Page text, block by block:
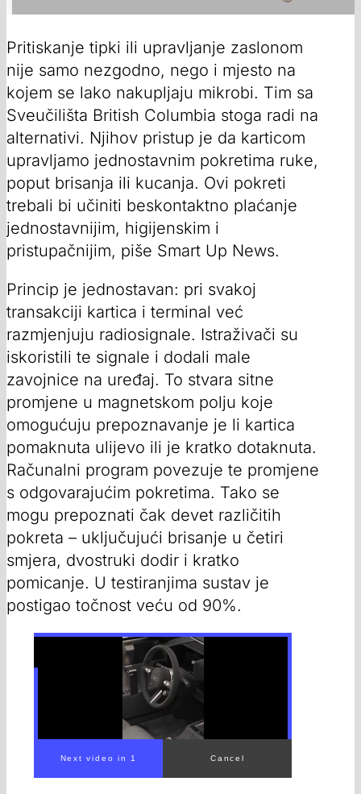
Pritiskanje tipki ili upravljanje zaslonom
nije samo nezgodno, nego i mjesto na
kojem se lako nakupljaju mikrobi. Tim sa
Sveučilišta British Columbia stoga radi na
alternativi. Njihov pristup je da karticom
upravljamo jednostavnim pokretima ruke,
poput brisanja ili kucanja. Ovi pokreti
trebali bi učiniti beskontaktno plaćanje
jednostavnijim, higijenskim i
pristupačnijim, piše Smart Up News.
Princip je jednostavan: pri svakoj
transakciji kartica i terminal već
razmjenjuju radiosignale. Istraživači su
iskoristili te signale i dodali male
zavojnice na uređaj. To stvara sitne
promjene u magnetskom polju koje
omogućuju prepoznavanje je li kartica
pomaknuta ulijevo ili je kratko dotaknuta.
Računalni program povezuje te promjene
s odgovarajućim pokretima. Tako se
mogu prepoznati čak devet različitih
pokreta – uključujući brisanje u četiri
smjera, dvostruki dodir i kratko
pomicanje. U testiranjima sustav je
postigao točnost veću od 90%.
00:00/ 00:29